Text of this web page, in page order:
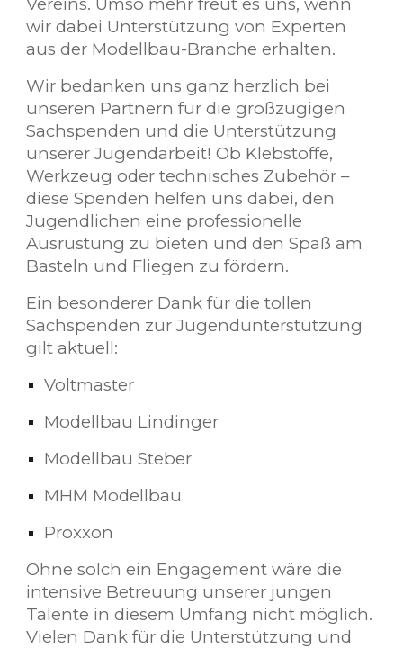
wir dabei Unterstützung von Experten
aus der Modellbau-Branche erhalten.
Wir bedanken uns ganz herzlich bei
unseren Partnern für die großzügigen
Sachspenden und die Unterstützung
unserer Jugendarbeit! Ob Klebstoffe,
Werkzeug oder technisches Zubehör –
diese Spenden helfen uns dabei, den
Jugendlichen eine professionelle
Ausrüstung zu bieten und den Spaß am
Basteln und Fliegen zu fördern.
Ein besonderer Dankfür die tollen
Sachspenden zur Jugendunterstützung
gilt aktuell:
Voltmaster
Modellbau Lindinger
Modellbau Steber
MHM Modellbau
Proxxon
Ohne solch ein Engagement wäre die
intensive Betreuung unserer jungen
Talente in diesem Umfang nicht möglich.
Vielen Dank für die Unterstützung und